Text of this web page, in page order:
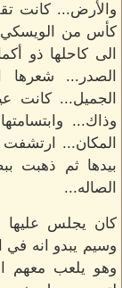
والأرض... كانت
كأس من
الى كاحلها ذو
الصدر... شعرها
الجميل... كانت
وذاك...
المكان...
بيدها ثم ذهبت
الصاله...
كان يجلس
وسيم يبدو انه في
وهو يلعب معهم